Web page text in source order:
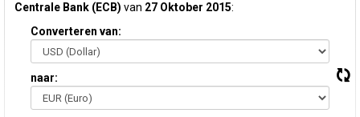
Centrale Bank (ECB) van 27 Oktober 2015:
Converteren van:
naar: